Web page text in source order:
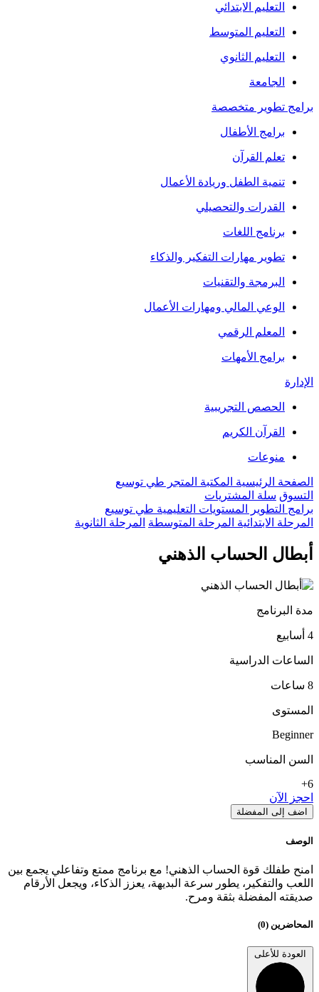
التعليم الابتدائي
التعليم المتوسط
التعليم الثانوي
الجامعة
برامج تطوير متخصصة
برامج الأطفال
تعلم القرآن
تنمية الطفل وريادة الأعمال
القدرات والتحصيلي
برنامج اللغات
تطوير مهارات التفكير والذكاء
البرمجة والتقنيات
الوعي المالي ومهارات الأعمال
المعلم الرقمي
برامج الأمهات
الإدارة
الحصص التجريبية
القرآن الكريم
منوعات
الصفحة الرئيسية المكتبة المتجر طي توسيع
التسوق سلة المشتريات
برامج التطوير
المستويات التعليمية طي توسيع
المرحلة الابتدائية المرحلة المتوسطة المرحلة الثانوية
أبطال الحساب الذهني
مدة البرنامج
4 أسابيع
الساعات الدراسية
8 ساعات
المستوى
Beginner
السن المناسب
6+
احجز الآن
اضف إلى المفضلة
الوصف
امنح طفلك قوة الحساب الذهني! مع برنامج ممتع وتفاعلي يجمع بين
اللعب والتفكير، يطور سرعة البديهة، يعزز الذكاء، ويجعل الأرقام
صديقته المفضلة بثقة ومرح.
المحاضرين (0)
العودة للأعلى